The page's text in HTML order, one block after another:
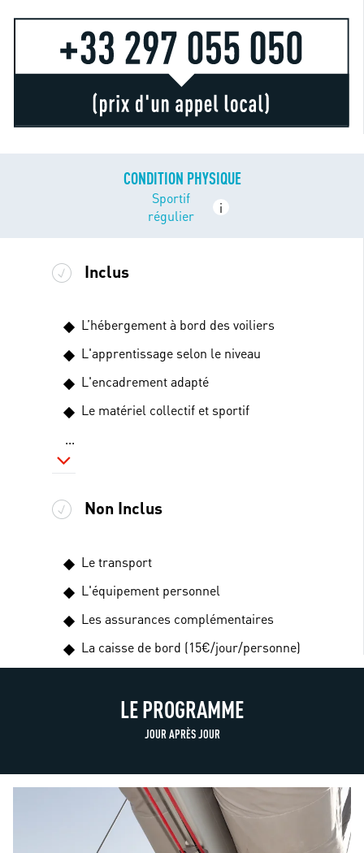
CONDITION PHYSIQUE
Sportif
régulier
i
Inclus
L’hébergement à bord des voiliers
L'apprentissage selon le niveau
L'encadrement adapté
Le matériel collectif et sportif
...
Non Inclus
Le transport
L'équipement personnel
Les assurances complémentaires
La caisse de bord (15€/jour/personne)
LE PROGRAMME
JOUR APRÈS JOUR